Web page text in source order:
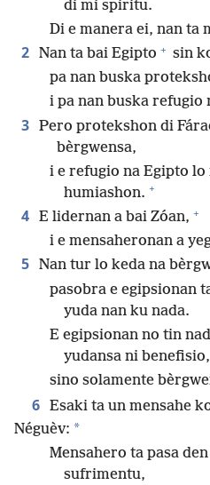
di mi spiritu.
Di e manera ei, nan ta
2 Nan ta bai Egipto + sin
pa nan buska
i pa nan buska refugio
3 Pero protekshon di
bèrgwensa,
i e refugio na Egipto lo
humiashon. +
4 E lidernan a bai Zóan, +
i e mensaheronan a
5 Nan tur lo keda na
pasobra e egipsionan
yuda nan ku nada.
E egipsionan no tin
yudansa ni benefisio,
sino solamente
6 Esaki ta un mensahe
Néguèv: *
Mensahero ta pasa
sufrimentu,